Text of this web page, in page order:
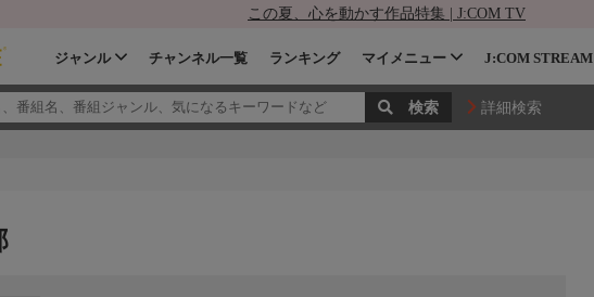
この夏、心を動かす作品特集 | J:COM TV
ジャンル チャンネル一覧 ランキング マイメニュー J:COM STREAM
詳細検索